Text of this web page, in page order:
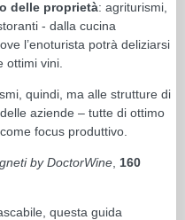
delle proprietà: agriturismi,
- dalla cucina
l’enoturista potrà deliziarsi
ottimi vini.
quindi, ma alle strutture di
aziende – tutte di ottimo
focus produttivo.
by DoctorWine 160
questa guida